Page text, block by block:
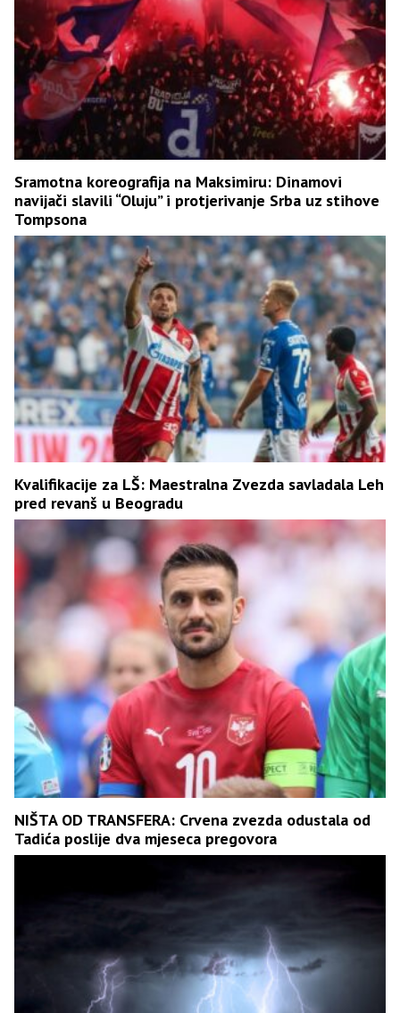
Sramotna koreografija na Maksimiru: Dinamovi
navijači slavili “Oluju” i protjerivanje Srba uz stihove
Tompsona
Kvalifikacije za LŠ: Maestralna Zvezda savladala Leh
pred revanš u Beogradu
NIŠTA OD TRANSFERA: Crvena zvezda odustala od
Tadića poslije dva mjeseca pregovora